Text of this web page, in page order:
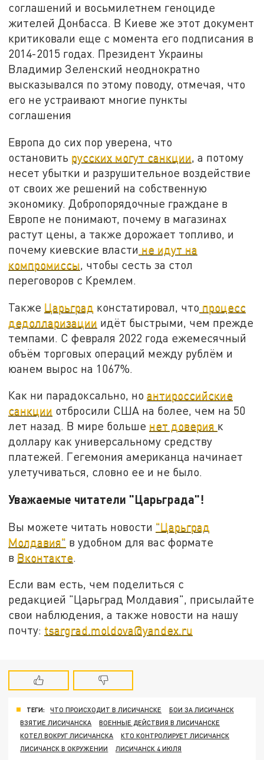
соглашений и восьмилетнем геноциде
жителей Донбасса. В Киеве же этот документ
критиковали еще с момента его подписания в
2014-2015 годах. Президент Украины
Владимир Зеленский неоднократно
высказывался по этому поводу, отмечая, что
его не устраивают многие пункты
соглашения
Европа до сих пор уверена, что
остановить русских могут санкции, а потому
несет убытки и разрушительное воздействие
от своих же решений на собственную
экономику. Добропорядочные граждане в
Европе не понимают, почему в магазинах
растут цены, а также дорожает топливо, и
почему киевские власти не идут на
компромиссы, чтобы сесть за стол
переговоров с Кремлем.
Также Царьград констатировал, что процесс
дедолларизации идёт быстрыми, чем прежде
темпами. С февраля 2022 года ежемесячный
объём торговых операций между рублём и
юанем вырос на 1067%.
Как ни парадоксально, ноантироссийские
санкции отбросили США на более, чем на 50
лет назад. В мире больше нет доверия к
доллару как универсальному средству
платежей. Гегемония американца начинает
улетучиваться, словно ее и не было.
Уважаемые читатели "Царьграда"!
Вы можете читать новости "Царьград
Молдавия" в удобном для вас формате
в Вконтакте.
Если вам есть, чем поделиться с
редакцией "Царьград Молдавия", присылайте
свои наблюдения, а также новости на нашу
почту: tsargrad.moldova@yandex.ru
ТЕГИ: ЧТО ПРОИСХОДИТ В ЛИСИЧАНСКЕ
БОИ ЗА ЛИСИЧАНСК
ВЗЯТИЕ ЛИСИЧАНСКА
ВОЕННЫЕ ДЕЙСТВИЯ В ЛИСИЧАНСКЕ
КОТЕЛ ВОКРУГ ЛИСИЧАНСКА
КТО КОНТРОЛИРУЕТ ЛИСИЧАНСК
ЛИСИЧАНСК В ОКРУЖЕНИИ
ЛИСИЧАНСК 4 ИЮЛЯ